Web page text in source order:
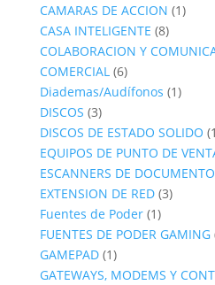
producto
CAMARAS DE ACCION 11
CASA INTELIGENTE 88
COLABORACION Y
COMERCIAL 66
productos
Diademas/Audífonos 11
DISCOS 33
productos
DISCOS DE ESTADO SOLIDO
EQUIPOS DE PUNTO DE
ESCANNERS DE
EXTENSION DE RED 33
Fuentes de Poder 11
producto
FUENTES DE PODER GAMING
GAMEPAD 11
producto
GATEWAYS, MODEMS Y